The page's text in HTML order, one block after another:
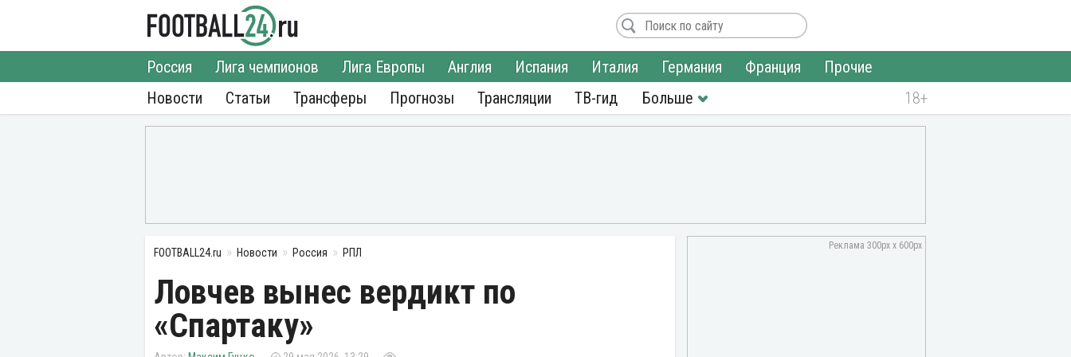
Новости
Россия Лига чемпионов Лига Европы Англия Испания Италия Германия Франция
Прочие
Статьи
Трансферы Прогнозы Трансляции ТВ-гид
FOOTBALL24.ru Новости Россия РПЛ
Ловчев вынес вердикт по
«Спартаку»